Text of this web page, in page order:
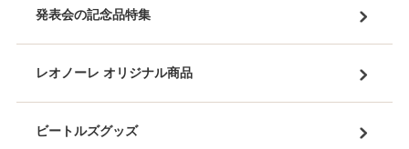
発表会の記念品特集
レオノーレ オリジナル商品
ビートルズグッズ